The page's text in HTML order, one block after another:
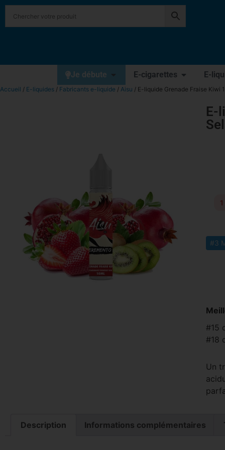
Je débute E-cigarettes E-
Accueil / E-liquides / Fabricants e-liquide / Aisu / E-liquide Grenade Fraise Kiwi
E-
1
#3
#15
#18
Un
Description Informations complémentaires